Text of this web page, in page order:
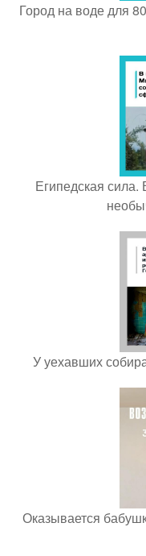
Город на воде для
Египедская
У уехавших
Оказывается